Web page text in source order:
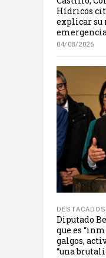
Hídricos
explicar su
04/08/2026
DESTACADOS
Diputado
que es
galgos,
“una